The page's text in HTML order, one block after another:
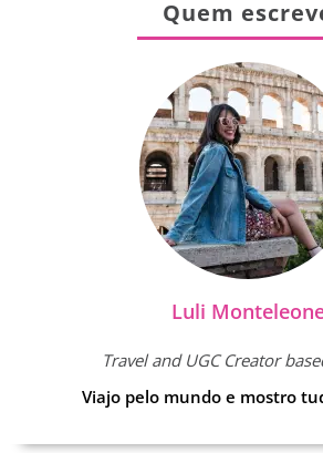
Quem
Luli
Travel and UGC Creator
Viajo pelo mundo e mostro